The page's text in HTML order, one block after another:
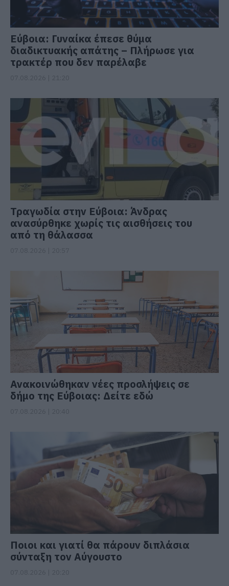
Εύβοια: Γυναίκα έπεσε θύμα
διαδικτυακής απάτης – Πλήρωσε για
τρακτέρ που δεν παρέλαβε
Τραγωδία στην Εύβοια: Άνδρας
ανασύρθηκε χωρίς τις αισθήσεις του
από τη θάλασσα
Ανακοινώθηκαν νέες προσλήψεις σε
δήμο της Εύβοιας: Δείτε εδώ
Ποιοι και γιατί θα πάρουν διπλάσια
σύνταξη τον Αύγουστο